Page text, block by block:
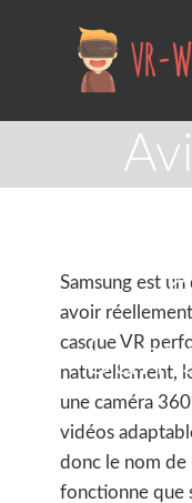
Samsung est
avoir
casque VR
naturellement,
une caméra
vidéos
donc le nom de
fonctionne que